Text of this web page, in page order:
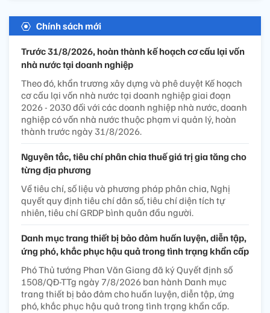
Chính sách mới
Trước 31/8/2026, hoàn thành kế hoạch cơ cấu lại vốn
nhà nước tại doanh nghiệp
Theo đó, khẩn trương xây dựng và phê duyệt Kế hoạch
cơ cấu lại vốn nhà nước tại doanh nghiệp giai đoạn
2026 - 2030 đối với các doanh nghiệp nhà nước, doanh
nghiệp có vốn nhà nước thuộc phạm vi quản lý, hoàn
thành trước ngày 31/8/2026.
Nguyên tắc, tiêu chí phân chia thuế giá trị gia tăng cho
từng địa phương
Về tiêu chí, số liệu và phương pháp phân chia, Nghị
quyết quy định tiêu chí dân số, tiêu chí diện tích tự
nhiên, tiêu chí GRDP bình quân đầu người.
Danh mục trang thiết bị bảo đảm huấn luyện, diễn tập,
ứng phó, khắc phục hậu quả trong tình trạng khẩn cấp
Phó Thủ tướng Phan Văn Giang đã ký Quyết định số
1508/QĐ-TTg ngày 7/8/2026 ban hành Danh mục
trang thiết bị bảo đảm cho huấn luyện, diễn tập, ứng
phó, khắc phục hậu quả trong tình trạng khẩn cấp.